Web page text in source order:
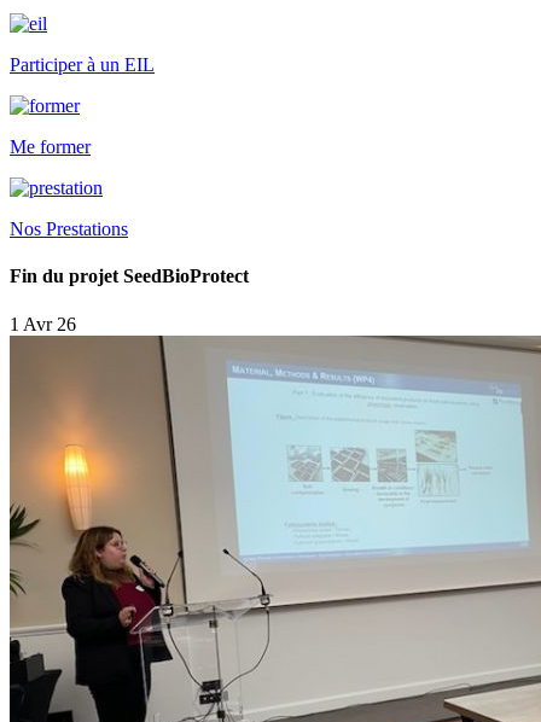
Participer à un EIL
Me former
Nos Prestations
Fin du projet SeedBioProtect
1 Avr 26